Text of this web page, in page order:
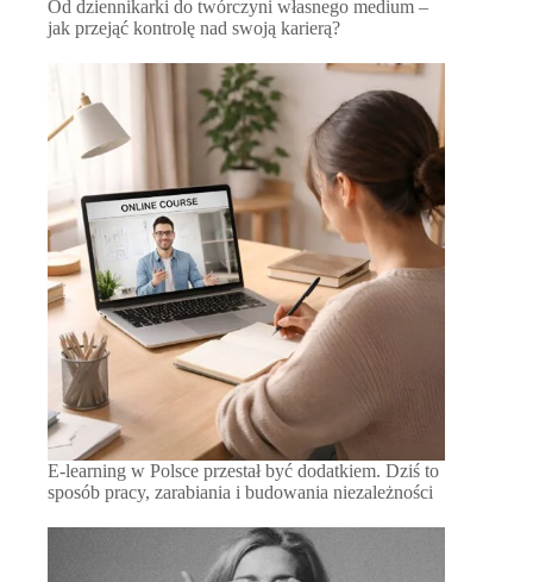
Od dziennikarki do twórczyni własnego medium –
jak przejąć kontrolę nad swoją karierą?
E-learning w Polsce przestał być dodatkiem. Dziś to
sposób pracy, zarabiania i budowania niezależności